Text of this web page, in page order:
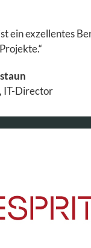
ein exzellentes
IT-Director